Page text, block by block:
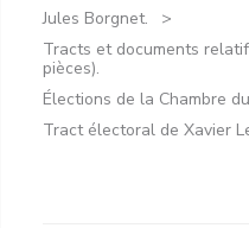
Jules Borgnet.
Tracts et documents
pièces).
Élections de la Chambre
Tract électoral de Xavier